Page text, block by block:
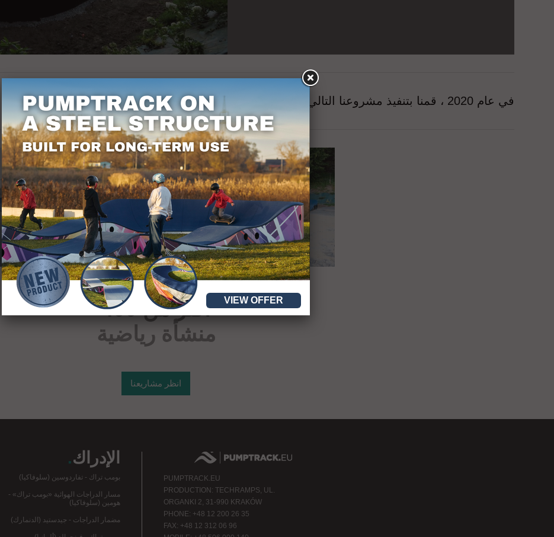
في عام 2020 ، قمنا بتنفيذ مشروعنا التالي في Sanok - مسار ضخ صغير ومنحدر
أكثر من 400
منشأة رياضية
انظر مشاريعنا
الإدراك.
بومب تراك - تفاردوسين (سلوفاكيا)
مسار الدراجات الهوائية «بومب تراك» -
هومين (سلوفاكيا)
مضمار الدراجات - جيدستيد (الدنمارك)
PUMPTRACK.EU
PRODUCTION: TECHRAMPS, UL.
ORGANKI 2, 31-990 KRAKÓW
PHONE: +48 12 200 26 35
FAX: +48 12 312 06 96
VIEW OFFER